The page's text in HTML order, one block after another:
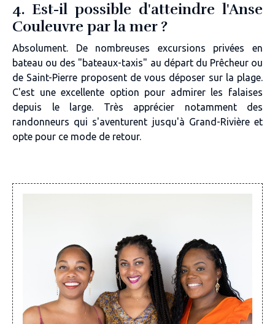
4. Est-il possible d'atteindre l'Anse
Couleuvre par la mer ?
Absolument. De nombreuses excursions privées en
bateau ou des "bateaux-taxis" au départ du Prêcheur ou
de Saint-Pierre proposent de vous déposer sur la plage.
C'est une excellente option pour admirer les falaises
depuis le large. Très apprécier notamment des
randonneurs qui s'aventurent jusqu'à Grand-Rivière et
opte pour ce mode de retour.